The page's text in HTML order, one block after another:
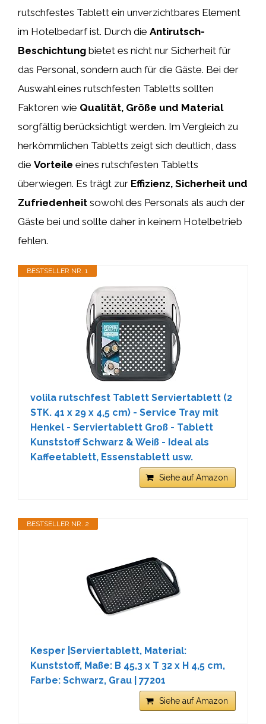
rutschfestes Tablett ein unverzichtbares Element
im Hotelbedarf ist. Durch die Antirutsch-
Beschichtung bietet es nicht nur Sicherheit für
das Personal, sondern auch für die Gäste. Bei der
Auswahl eines rutschfesten Tabletts sollten
Faktoren wie Qualität, Größe und Material
sorgfältig berücksichtigt werden. Im Vergleich zu
herkömmlichen Tabletts zeigt sich deutlich, dass
die Vorteile eines rutschfesten Tabletts
überwiegen. Es trägt zur Effizienz, Sicherheit und
Zufriedenheit sowohl des Personals als auch der
Gäste bei und sollte daher in keinem Hotelbetrieb
fehlen.
BESTSELLER NR. 1
volila rutschfest Tablett Serviertablett (2
STK. 41 x 29 x 4,5 cm) - Service Tray mit
Henkel - Serviertablett Groß - Tablett
Kunststoff Schwarz & Weiß - Ideal als
Kaffeetablett, Essenstablett usw.
Siehe auf Amazon
BESTSELLER NR. 2
Kesper |Serviertablett, Material:
Kunststoff, Maße: B 45,3 x T 32 x H 4,5 cm,
Farbe: Schwarz, Grau | 77201
Siehe auf Amazon